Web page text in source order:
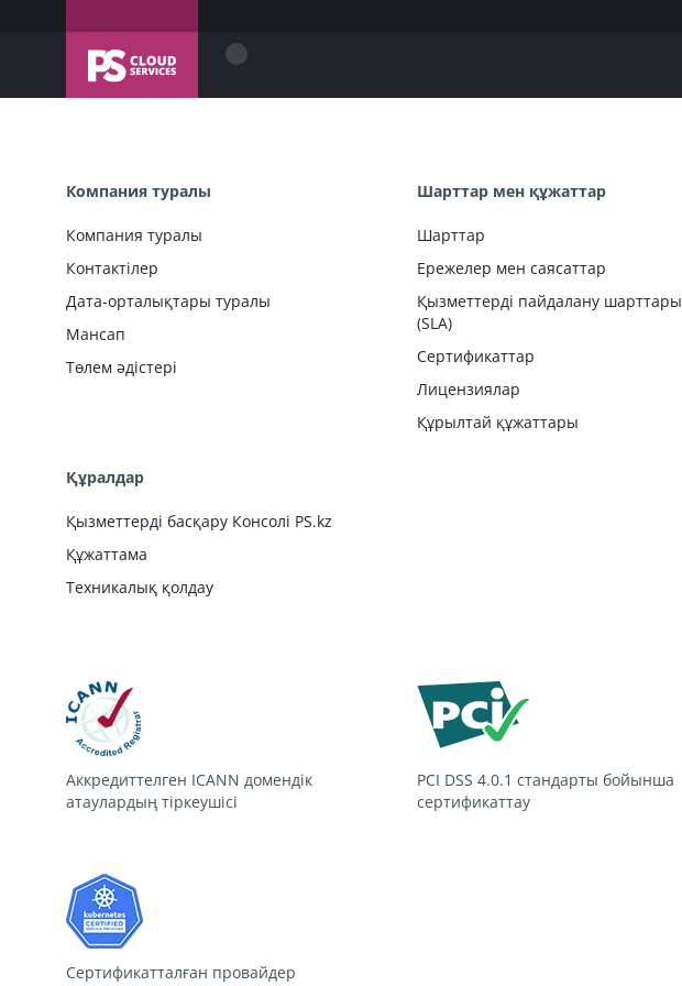
Компания туралы
Компания туралы
Контактілер
Дата-орталықтары туралы
Мансап
Төлем әдістері
Шарттар мен құжаттар
Шарттар
Ережелер мен саясаттар
Қызметтерді пайдалану шарттары
(SLA)
Сертификаттар
Лицензиялар
Құрылтай құжаттары
Құралдар
Қызметтерді басқару Консолі PS.kz
Құжаттама
Техникалық қолдау
Аккредиттелген ICANN домендік
атаулардың тіркеушісі
PCI DSS 4.0.1 стандарты бойынша
сертификаттау
Сертификатталған провайдер